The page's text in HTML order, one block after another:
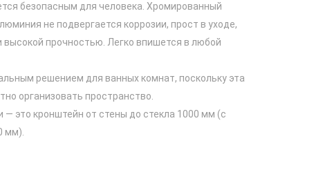
безопасным для человека. Хромированный
не подвергается коррозии, прост в уходе,
высокой прочностью. Легко впишется в любой
решением для ванных комнат, поскольку эта
организовать пространство.
это кронштейн от стены до стекла 1000 мм (с
мм).